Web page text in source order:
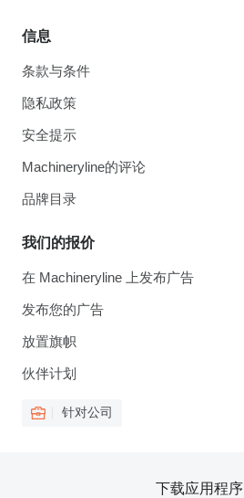
信息
条款与条件
隐私政策
安全提示
Machineryline的评论
品牌目录
我们的报价
在 Machineryline 上发布广告
发布您的广告
放置旗帜
伙伴计划
针对公司
下载应用程序